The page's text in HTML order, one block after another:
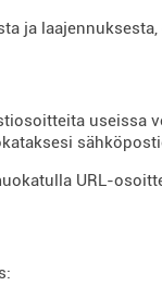
ja
useissa
URL-